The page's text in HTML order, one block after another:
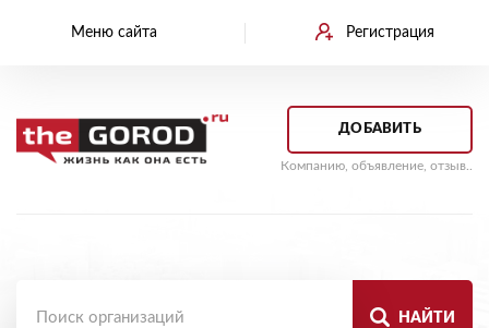
Меню сайта Регистрация
ДОБАВИТЬ
Компанию, объявление, отзыв..
НАЙТИ